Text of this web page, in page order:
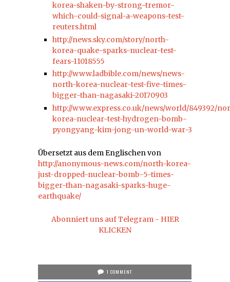
korea-shaken-by-strong-tremor-
which-could-signal-a-weapons-test-
reuters.html
http://news.sky.com/story/north-
korea-quake-sparks-nuclear-test-
fears-11018555
http://www.ladbible.com/news/news-
north-korea-nuclear-test-five-times-
bigger-than-nagasaki-20170903
http://www.express.co.uk/news/world/849392/
korea-nuclear-test-hydrogen-bomb-
pyongyang-kim-jong-un-world-war-3
Übersetzt aus dem Englischen von
http://anonymous-news.com/north-korea-
just-dropped-nuclear-bomb-5-times-
bigger-than-nagasaki-sparks-huge-
earthquake/
Abonniert uns auf Telegram - HIER
KLICKEN
1 COMMENT